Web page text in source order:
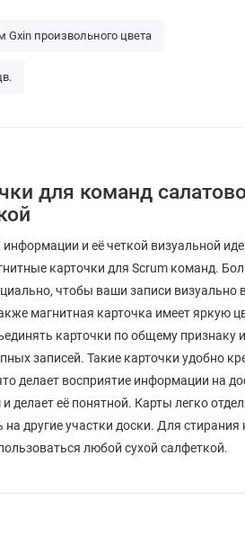
Gxin произвольного цвета
для команд
и её четкой визуальной
карточки для Scrum команд.
чтобы ваши записи визуально
магнитная карточка имеет яркую
карточки по общему признаку
записей. Такие карточки удобно
делает восприятие информации на
делает её понятной. Карты легко
другие участки доски. Для стирания
любой сухой салфеткой.